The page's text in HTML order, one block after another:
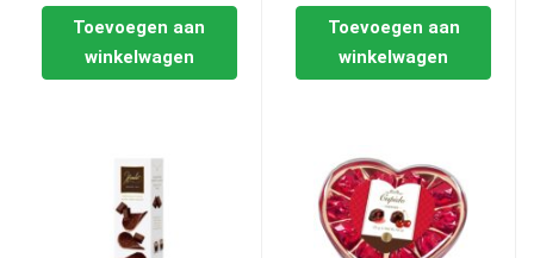
Toevoegen aan
winkelwagen
Toevoegen aan
winkelwagen